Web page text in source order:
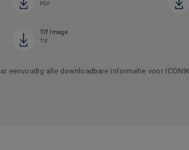
PDF
Tif Image
TIF
eenvoudig alle downloadbare informatie voor